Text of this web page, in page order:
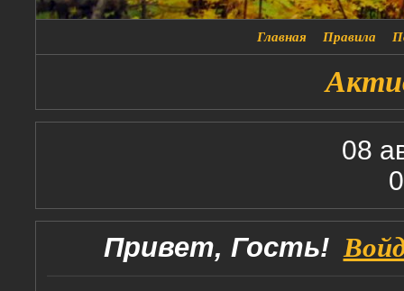
Главная Правила
08
Привет, Гость!